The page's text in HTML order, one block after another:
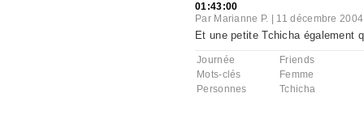
01:43:00
Par Marianne P. 11 décembre 2004
Et une petite Tchicha
Journée
Friends
Mots-clés
Femme
Personnes
Tchicha